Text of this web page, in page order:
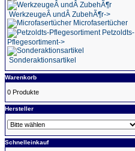
WerkzeugeÂ undÂ ZubehÃ¶r->
Microfasertücher
Petzoldts-
Pflegesortiment->
Sonderaktionsartikel
Warenkorb
0 Produkte
Hersteller
Schnelleinkauf